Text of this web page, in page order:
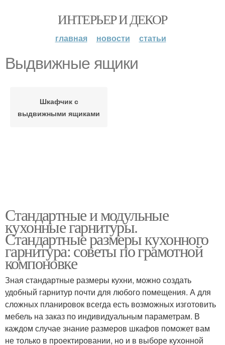
ИНТЕРЬЕР И ДЕКОР
главная новости статьи
Выдвижные ящики
Шкафчик с
выдвижными ящиками
Стандартные и модульные
кухонные гарнитуры.
Стандартные размеры кухонного
гарнитура: советы по грамотной
компоновке
Зная стандартные размеры кухни, можно создать
удобный гарнитур почти для любого помещения. А для
сложных планировок всегда есть возможных изготовить
мебель на заказ по индивидуальным параметрам. В
каждом случае знание размеров шкафов поможет вам
не только в проектировании, но и в выборе кухонной